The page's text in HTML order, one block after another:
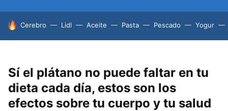
HOY SE HABLA DE
Cerebro Lidl Aceite Pasta Pescado Yogur
Sí el plátano no puede faltar en tu
dieta cada día, estos son los
efectos sobre tu cuerpo y tu salud